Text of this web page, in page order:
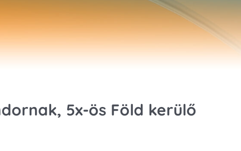
️5x-ös Föld kerülő